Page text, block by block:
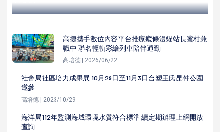
高捷攜手數位內容平台推療癒條漫貓站長蜜柑兼
職中 聯名輕軌彩繪列車陪伴通勤
高培德 | 2026/06/22
社會局社區培力成果展 10月29日至11月3日台塑王氏昆仲公園
邀參
高培德 | 2023/10/29
海洋局112年監測海域環境水質符合標準 續定期辦理上網開放
查詢